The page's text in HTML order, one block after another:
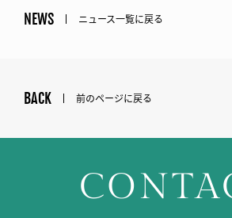
NEWS ニュース一覧に戻る
BACK 前のページに戻る